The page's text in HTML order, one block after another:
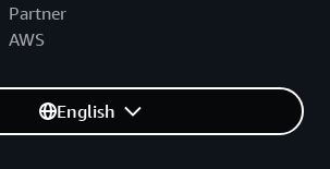
Partner
AWS
English